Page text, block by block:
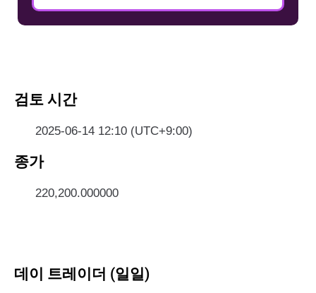
검토 시간
2025-06-14 12:10 (UTC+9:00)
종가
220,200.000000
데이 트레이더 (일일)